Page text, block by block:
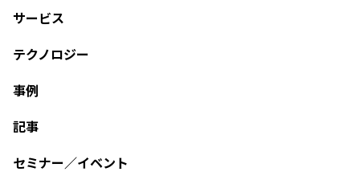
サービス
テクノロジー
事例
記事
セミナー／イベント